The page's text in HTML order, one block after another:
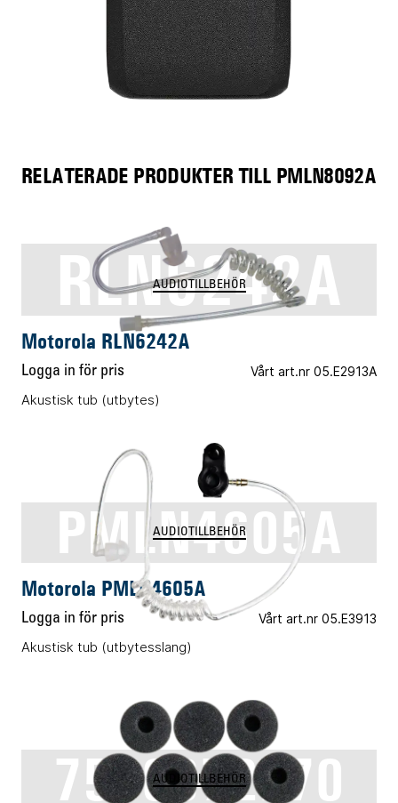
RELATERADE PRODUKTER TILL PMLN8092A
RLN6242A
AUDIOTILLBEHÖR
Motorola RLN6242A
Logga in för pris Vårt art.nr 05.E2913A
Akustisk tub (utbytes)
PMLN4605A
AUDIOTILLBEHÖR
Motorola PMLN4605A
Logga in för pris Vårt art.nr 05.E3913
Akustisk tub (utbytesslang)
7580372E70
AUDIOTILLBEHÖR